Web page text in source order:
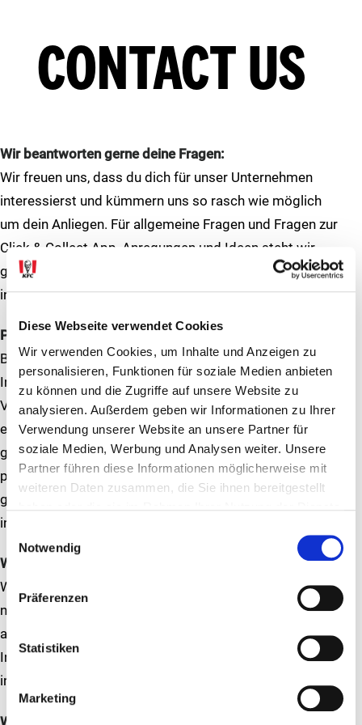
Diese Webseite verwendet Cookies
Wir verwenden Cookies, um Inhalte und Anzeigen zu
personalisieren, Funktionen für soziale Medien anbieten
zu können und die Zugriffe auf unsere Website zu
analysieren. Außerdem geben wir Informationen zu Ihrer
Verwendung unserer Website an unsere Partner für
soziale Medien, Werbung und Analysen weiter. Unsere
Partner führen diese Informationen möglicherweise mit
weiteren Daten zusammen, die Sie ihnen bereitgestellt
Notwendig
Präferenzen
Statistiken
Marketing
CONTACT US
Wir beantworten gerne deine Fragen:
Wir freuen uns, dass du dich für unser Unternehmen
interessierst und kümmern uns so rasch wie möglich
um dein Anliegen. Für allgemeine Fragen und Fragen zur
Click & Collect App, Anregungen und Ideen steht wir
gerne per Mail zur Verfügung:
info@qweurope.com
Presseanfragen zu KFC?
Bei journalistischen Anfragen oder Bedarf nach weiteren
Informationen steht das Pressebüro gerne zur
Verfügung. Bei Interesse an bestimmten Bildern muss
einfach eine E-Mail mit Namen, E-Mail-Adresse, dem
geplanten Verwendungszweck sowie dem Bildnamen
per Mail geschickt werden und wir senden das
gewünschte Material zu.
info@qweurope.com
Wir bieten neue Karrierechancen:
Wir sind auf Expansionskurs und suchen immer nach
neuen Talenten für unsere Restaurants. Alle aktuell
ausgeschriebenen Stellen findest du unter Karriere,
Initiativbewerbung bitte direkt schicken an:
info@qweurope.com
Wir wollen wachsen: